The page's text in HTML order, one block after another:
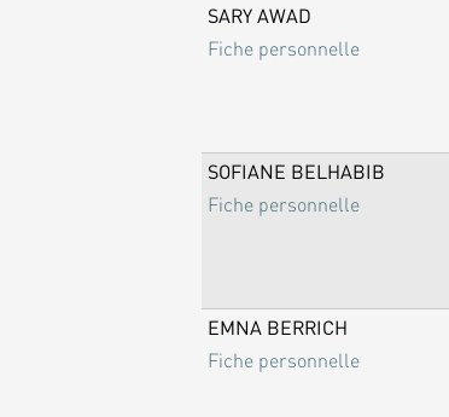
SARY AWAD
Fiche personnelle
SOFIANE BELHABIB
Fiche personnelle
EMNA BERRICH
Fiche personnelle